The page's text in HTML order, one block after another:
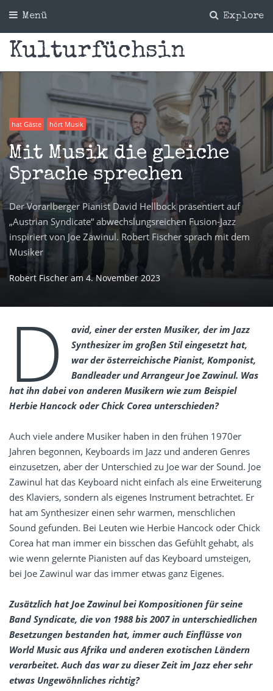
Explore
Menü
Kulturfüchsin
hat Gäste hört Musik
Mit Musik die gleiche
Sprache sprechen
Der Vorarlberger Pianist David Hellbock präsentiert auf
„Austrian Syndicate“ abwechslungsreichen Fusion-Jazz
inspiriert von Joe Zawinul. Robert Fischer sprach mit dem
Musiker
Robert Fischer am 4. November 2023
D
avid, einer der ersten Musiker, der im Jazz
Synthesizer im großen Stil eingesetzt hat,
war der österreichische Pianist, Komponist,
Bandleader und Arrangeur Joe Zawinul. Was
hat ihn dabei von anderen Musikern wie zum Beispiel
Herbie Hancock oder Chick Corea unterschieden?
Auch viele andere Musiker haben in den frühen 1970er
Jahren begonnen, Keyboards im Jazz und anderen Genres
einzusetzen, aber der Unterschied zu Joe war der Sound. Joe
Zawinul hat das Keyboard nicht einfach als eine Erweiterung
des Klaviers, sondern als eigenes Instrument betrachtet. Er
hat am Synthesizer einen sehr warmen, menschlichen
Sound gefunden. Bei Leuten wie Herbie Hancock oder Chick
Corea hat man immer ein bisschen das Gefühlt gehabt, als
wie wenn gelernte Pianisten auf das Keyboard umsteigen,
bei Joe Zawinul war das immer etwas ganz Eigenes.
Zusätzlich hat Joe Zawinul bei Kompositionen für seine
Band Syndicate, die von 1988 bis 2007 in unterschiedlichen
Besetzungen bestanden hat, immer auch Einflüsse von
World Music aus Afrika und anderen exotischen Ländern
verarbeitet. Auch das war zu dieser Zeit im Jazz eher sehr
etwas Ungewöhnliches richtig?